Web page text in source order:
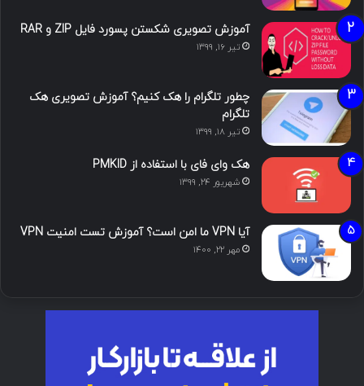
آموزش تصویری شکستن پسورد فایل ZIP و RAR
تیر ۱۶, ۱۳۹۹
چطور تلگرام را هک کنیم؟ آموزش تصویری هک
تلگرام
تیر ۱۸, ۱۳۹۹
هک وای فای با استفاده از PMKID
شهریور ۲۴, ۱۳۹۹
آیا VPN ما امن است؟ آموزش تست امنیت VPN
مهر ۲۲, ۱۴۰۰